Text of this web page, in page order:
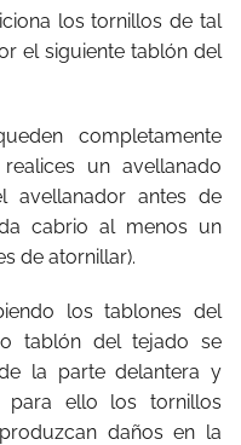
los tornillos de tal
el siguiente tablón del
completamente
un avellanado
avellanador antes de
cabrio al menos un
de atornillar).
los tablones del
tablón del tejado se
la parte delantera y
para ello los tornillos
daños en la